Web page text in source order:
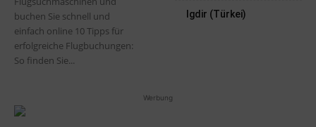
buchen Sie schnell und
einfach online 10 Tipps für
erfolgreiche Flugbuchungen:
So finden Sie...
Igdir (Türkei)
Werbung